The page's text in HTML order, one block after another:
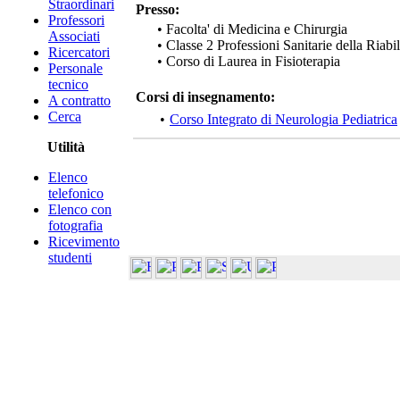
Straordinari
Professori
Associati
Ricercatori
Personale
tecnico
A contratto
Cerca
Utilità
Elenco
telefonico
Elenco con
fotografia
Ricevimento
studenti
Presso:
• Facolta' di Medicina e Chirurgia
• Classe 2 Professioni Sanitarie della
• Corso di Laurea in Fisioterapia
Corsi di insegnamento:
• Corso Integrato di Neurologia Pediatrica